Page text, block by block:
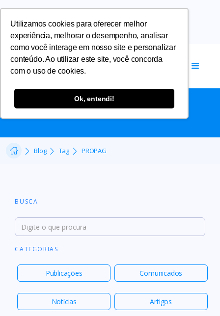
Utilizamos cookies para oferecer melhor
experiência, melhorar o desempenho, analisar
como você interage em nosso site e personalizar
conteúdo. Ao utilizar este site, você concorda
com o uso de cookies.
Ok, entendi!
PROPAG
Blog Tag PROPAG
BUSCA
CATEGORIAS
Publicações Comunicados
Notícias Artigos